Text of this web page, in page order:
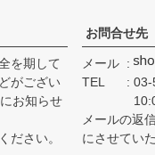
を期して
がござい
お知らせ
ださい。
お問合せ先
メール
TEL
03-
メールの返
にさせてい